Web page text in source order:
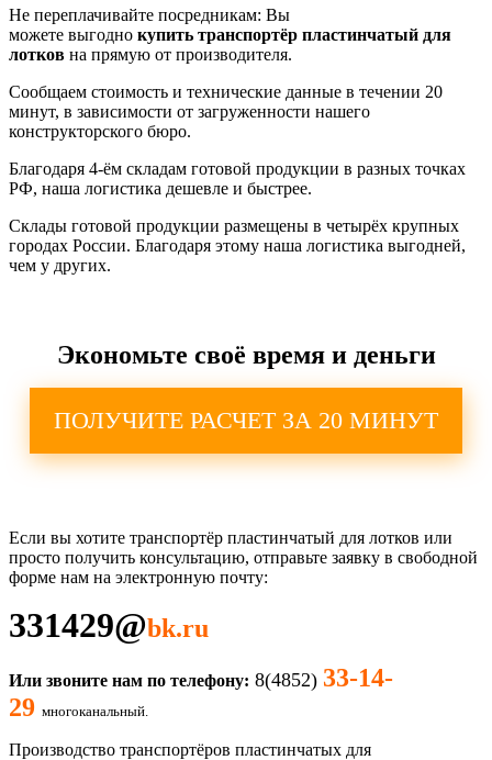
Не переплачивайте посредникам: Вы
можете выгодно купить транспортёр пластинчатый для
лотков на прямую от производителя.
Сообщаем стоимость и технические данные в течении 20
минут, в зависимости от загруженности нашего
конструкторского бюро.
Благодаря 4-ём складам готовой продукции в разных точках
РФ, наша логистика дешевле и быстрее.
Склады готовой продукции размещены в четырёх крупных
городах России. Благодаря этому наша логистика выгодней,
чем у других.
Экономьте своё время и деньги
ПОЛУЧИТЕ РАСЧЕТ ЗА 20 МИНУТ
Если вы хотите транспортёр пластинчатый для лотков или
просто получить консультацию, отправьте заявку в свободной
форме нам на электронную почту:
331429@bk.ru
Или звоните нам по телефону: 8(4852) 33-14-
29 многоканальный.
Производство транспортёров пластинчатых для